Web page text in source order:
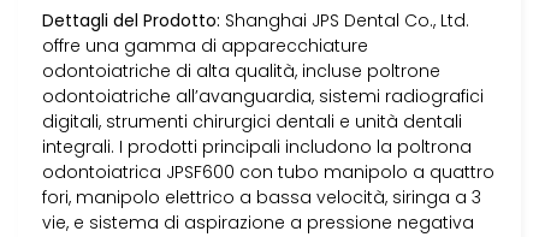
Dettagli del Prodotto: Shanghai JPS Dental Co., Ltd.
offre una gamma di apparecchiature
odontoiatriche di alta qualità, incluse poltrone
odontoiatriche all’avanguardia, sistemi radiografici
digitali, strumenti chirurgici dentali e unità dentali
integrali. I prodotti principali includono la poltrona
odontoiatrica JPSF600 con tubo manipolo a quattro
fori, manipolo elettrico a bassa velocità, siringa a 3
vie, e sistema di aspirazione a pressione negativa